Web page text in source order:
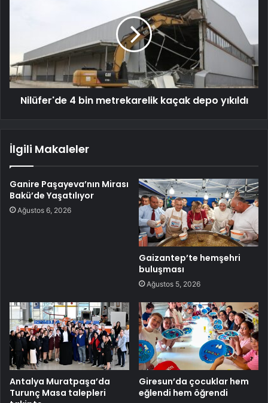
Nilüfer'de 4 bin metrekarelik kaçak depo yıkıldı
İlgili Makaleler
Ganire Paşayeva’nın Mirası
Bakü’de Yaşatılıyor
Ağustos 6, 2026
Gaizantep’te hemşehri
buluşması
Ağustos 5, 2026
Antalya Muratpaşa’da
Turunç Masa talepleri
Giresun’da çocuklar hem
eğlendi hem öğrendi